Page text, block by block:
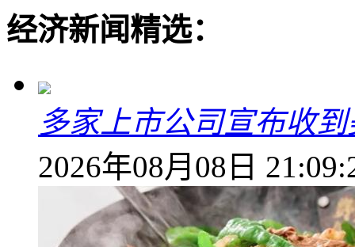
经济新闻精选：
多家上市公司宣布收
2026年08月08日